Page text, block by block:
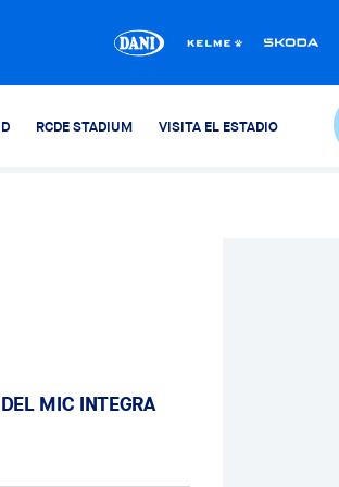
RCDE STADIUM VISITA EL ESTADIO
MIC INTEGRA